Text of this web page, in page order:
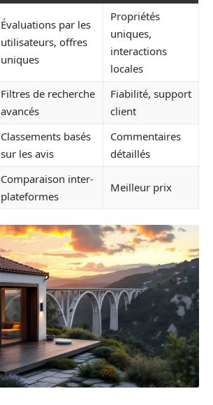
Évaluations par les
utilisateurs, offres
uniques
Propriétés
uniques,
interactions
locales
Filtres de recherche
avancés
Fiabilité, support
client
Classements basés
sur les avis
Commentaires
détaillés
Comparaison inter-
plateformes
Meilleur prix